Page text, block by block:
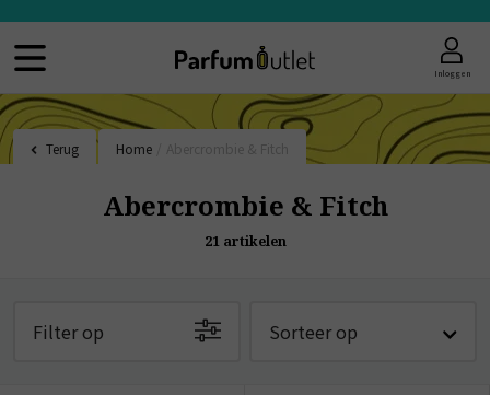
Inloggen
Terug Home
Abercrombie & Fitch
21 artikelen
Filter op Sorteer op